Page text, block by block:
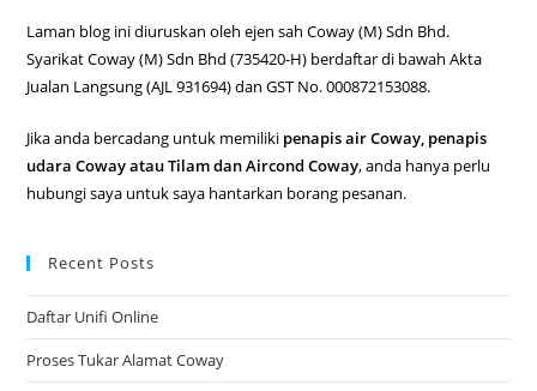
Laman blog ini diuruskan oleh ejen sah Coway (M) Sdn Bhd.
Syarikat Coway (M) Sdn Bhd (735420-H) berdaftar di bawah Akta
Jualan Langsung (AJL 931694) dan GST No. 000872153088.
Jika anda bercadang untuk memiliki penapis air Coway, penapis
udara Coway atau Tilam dan Aircond Coway, anda hanya perlu
hubungi saya untuk saya hantarkan borang pesanan.
Recent Posts
Daftar Unifi Online
Proses Tukar Alamat Coway